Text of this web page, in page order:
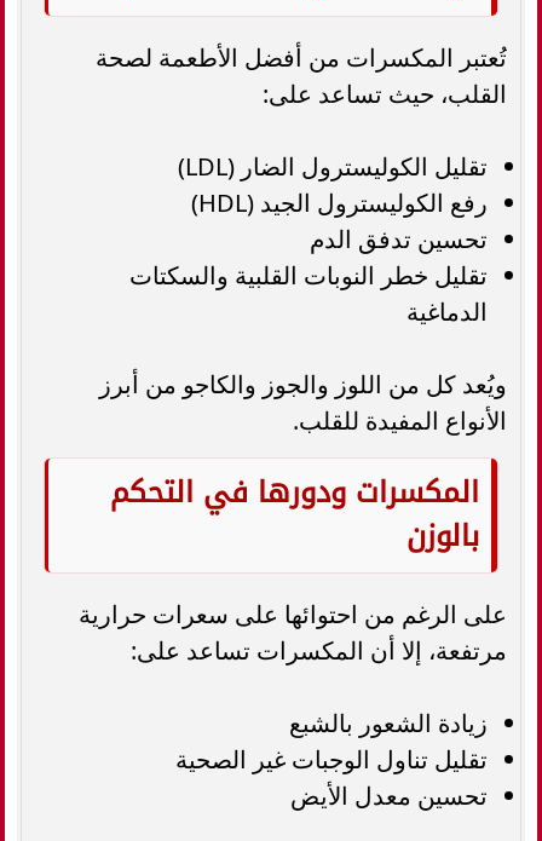
تُعتبر المكسرات من أفضل الأطعمة لصحة
القلب، حيث تساعد على:
تقليل الكوليسترول الضار (LDL)
رفع الكوليسترول الجيد (HDL)
تحسين تدفق الدم
تقليل خطر النوبات القلبية والسكتات
الدماغية
ويُعد كل من اللوز والجوز والكاجو من أبرز
الأنواع المفيدة للقلب.
المكسرات ودورها في التحكم
بالوزن
على الرغم من احتوائها على سعرات حرارية
مرتفعة، إلا أن المكسرات تساعد على:
زيادة الشعور بالشبع
تقليل تناول الوجبات غير الصحية
تحسين معدل الأيض